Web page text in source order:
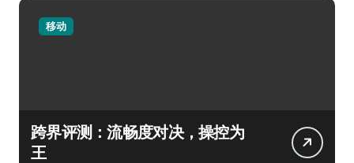
移动
跨界评测：流畅度对决，操控为
王